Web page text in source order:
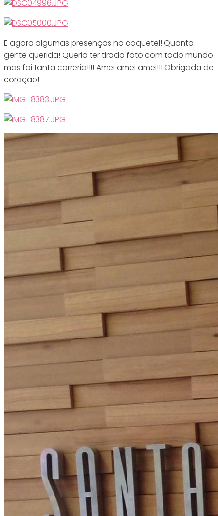
E agora algumas presenças no coquetel! Quanta
gente querida! Queria ter tirado foto com todo mundo
mas foi tanta correria!!!! Amei amei amei!!! Obrigada de
coração!